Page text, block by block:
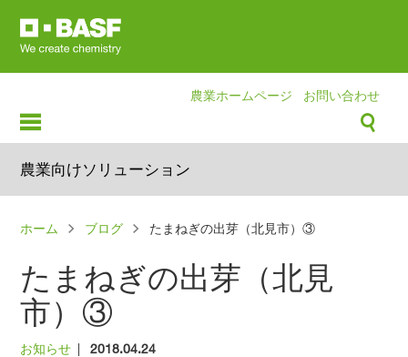
農業ホームページ お問い合わせ
農業向けソリューション
パ
く
ず
ホーム ブログ たまねぎの出芽（北見市）③
たまねぎの出芽（北見
市）③
お知らせ | 2018.04.24